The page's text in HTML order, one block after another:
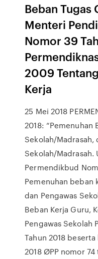
Beban Tugas
Menteri
Nomor 39
2009
Kerja
25 Mei 2018
2018: “Pemenuhan
Sekolah/Madrasah,
Sekolah/
Permendikbud
Pemenuhan beban
dan Pengawas
Beban Kerja Guru,
Pengawas Sekolah
Tahun 2018
2018 ØPP nomor